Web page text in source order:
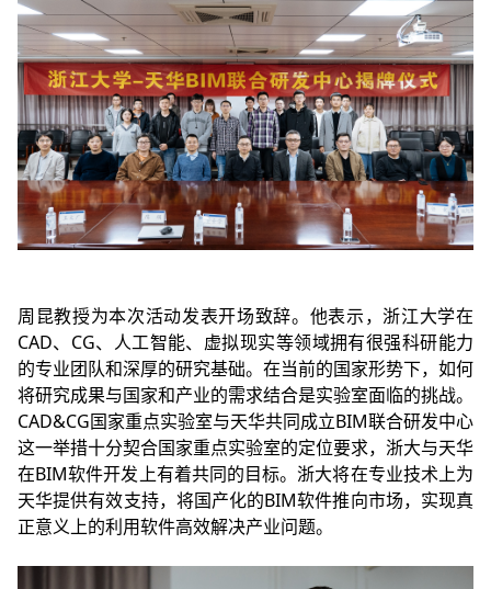
周昆教授为本次活动发表开场致辞。他表示，浙江大学在
CAD、CG、人工智能、虚拟现实等领域拥有很强科研能力
的专业团队和深厚的研究基础。在当前的国家形势下，如何
将研究成果与国家和产业的需求结合是实验室面临的挑战。
CAD&CG国家重点实验室与天华共同成立BIM联合研发中心
这一举措十分契合国家重点实验室的定位要求，浙大与天华
在BIM软件开发上有着共同的目标。浙大将在专业技术上为
天华提供有效支持，将国产化的BIM软件推向市场，实现真
正意义上的利用软件高效解决产业问题。